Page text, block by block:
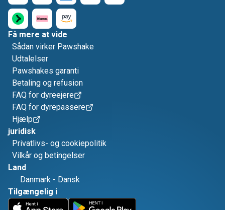
Få mere at vide
Sådan virker Pawshake
Udtalelser
Pawshakes garanti
Betaling og refusion
FAQ for dyreejere
FAQ for dyrepassere
Hjælp
juridisk
Privatlivs- og cookiepolitik
Vilkår og betingelser
Land
Danmark - Dansk
Tilgængelig i